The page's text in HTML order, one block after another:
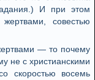
И при этом
совестью
— то почему
не с христианскими
скоростью восемь